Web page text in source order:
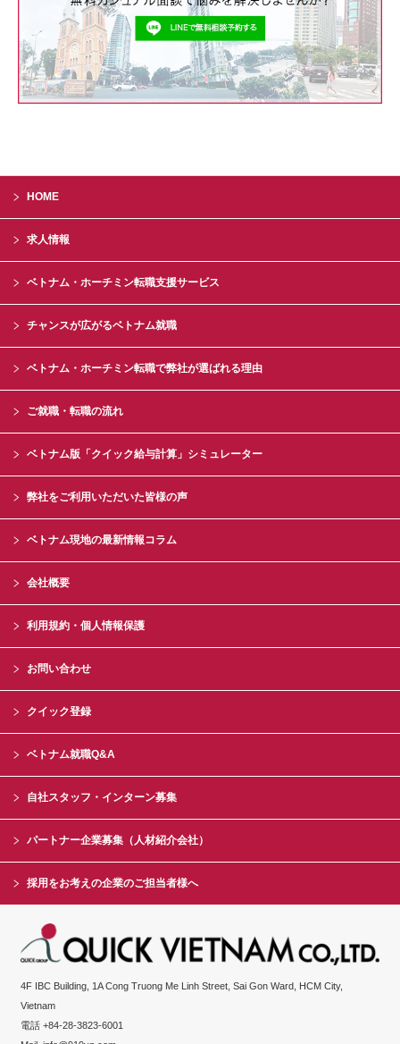
HOME
求人情報
ベトナム・ホーチミン転職支援サービス
チャンスが広がるベトナム就職
ベトナム・ホーチミン転職で弊社が選ばれる理由
ご就職・転職の流れ
ベトナム版「クイック給与計算」シミュレーター
弊社をご利用いただいた皆様の声
ベトナム現地の最新情報コラム
会社概要
利用規約・個人情報保護
お問い合わせ
クイック登録
ベトナム就職Q&A
自社スタッフ・インターン募集
パートナー企業募集（人材紹介会社）
採用をお考えの企業のご担当者様へ
4F IBC Building, 1A Cong Truong Me Linh Street, Sai Gon Ward, HCM City,
Vietnam
電話 +84-28-3823-6001